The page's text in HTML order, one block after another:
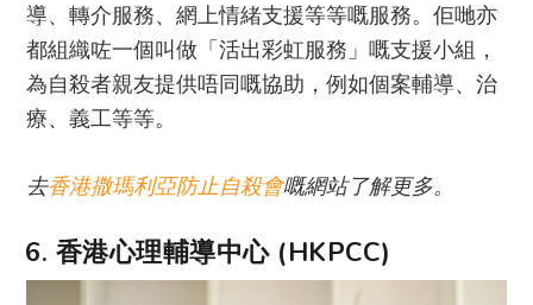
導、轉介服務、網上情緒支援等等嘅服務。佢哋亦
都組織咗一個叫做「活出彩虹服務」嘅支援小組，
為自殺者親友提供唔同嘅協助，例如個案輔導、治
療、義工等等。
去香港撒瑪利亞防止自殺會嘅網站了解更多。
6. 香港心理輔導中心 (HKPCC)